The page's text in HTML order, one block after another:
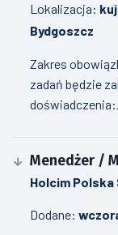
Lokalizacja:
Bydgoszcz
Zakres
zadań będzie
Holcim Polska
Dodane: